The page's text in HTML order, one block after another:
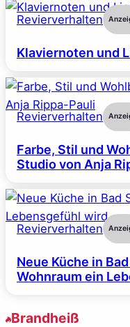
Revierverhalten
Klaviernoten und
Revierverhalten
Farbe, Stil und
Studio von Anja
Revierverhalten
Neue Küche in
Wohnraum ein
Brandheiß